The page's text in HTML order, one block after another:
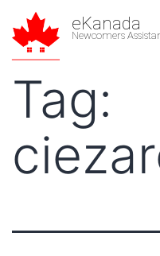
eKanada
Newcomers
Tag: